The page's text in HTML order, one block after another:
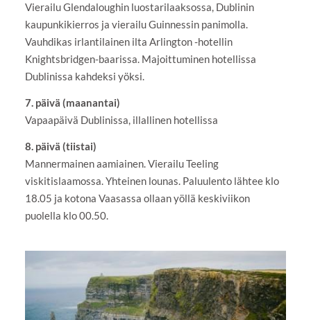
Vierailu Glendaloughin luostarilaaksossa, Dublinin
kaupunkikierros ja vierailu Guinnessin panimolla.
Vauhdikas irlantilainen ilta Arlington -hotellin
Knightsbridgen-baarissa. Majoittuminen hotellissa
Dublinissa kahdeksi yöksi.
7. päivä (maanantai)
Vapaapäivä Dublinissa, illallinen hotellissa
8. päivä (tiistai)
Mannermainen aamiainen. Vierailu Teeling
viskitislaamossa. Yhteinen lounas. Paluulento lähtee klo
18.05 ja kotona Vaasassa ollaan yöllä keskiviikon
puolella klo 00.50.